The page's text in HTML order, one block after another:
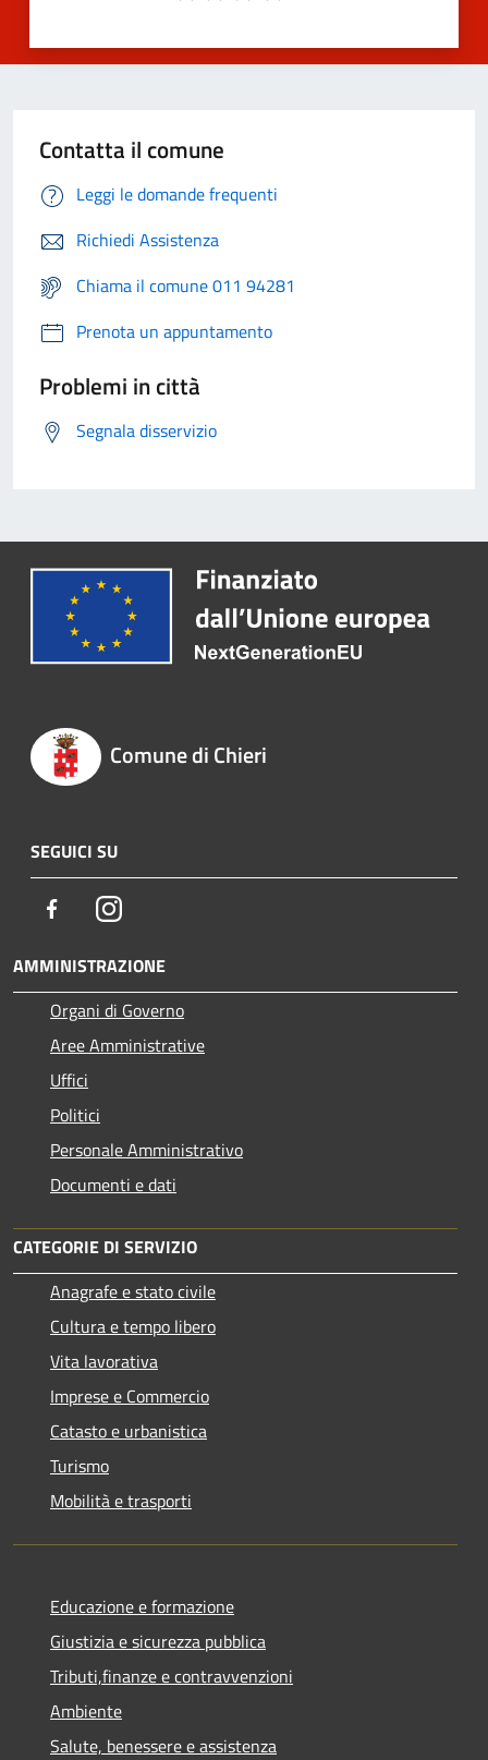
Contatta il comune
Leggi le domande frequenti
Richiedi Assistenza
Chiama il comune 011 94281
Prenota un appuntamento
Problemi in città
Segnala disservizio
Comune di Chieri
SEGUICI SU
FacebookInstagram
AMMINISTRAZIONE
Organi di Governo
Aree Amministrative
Uffici
Politici
Personale Amministrativo
Documenti e dati
CATEGORIE DI SERVIZIO
Anagrafe e stato civile
Cultura e tempo libero
Vita lavorativa
Imprese e Commercio
Catasto e urbanistica
Turismo
Mobilità e trasporti
Educazione e formazione
Giustizia e sicurezza pubblica
Tributi,finanze e contravvenzioni
Ambiente
Salute, benessere e assistenza